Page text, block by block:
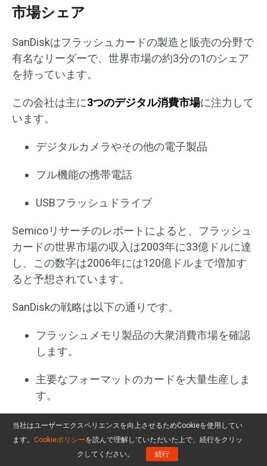
市場シェア
SanDiskはフラッシュカードの製造と販売の分野で
有名なリーダーで、世界市場の約3分の1のシェア
を持っています。
この会社は主に3つのデジタル消費市場に注力して
います。
デジタルカメラやその他の電子製品
フル機能の携帯電話
USBフラッシュドライブ
Semicoリサーチのレポートによると、フラッシュ
カードの世界市場の収入は2003年に33億ドルに達
し、この数字は2006年には120億ドルまで増加す
ると予想されています。
SanDiskの戦略は以下の通りです。
フラッシュメモリ製品の大衆消費市場を確認
します。
主要なフォーマットのカードを大量生産しま
す。
SanDiskは、小売からOEMまでワンストップ
で購入できるサービスを提供することを目指
しています。
当社はユーザーエクスペリエンスを向上させるためCookieを使用してい
ます。 Cookieポリシーを読んで理解していただいた上で、続行をクリッ
クしてください。
続行